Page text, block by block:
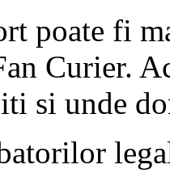
poate fi
Curier.
si unde